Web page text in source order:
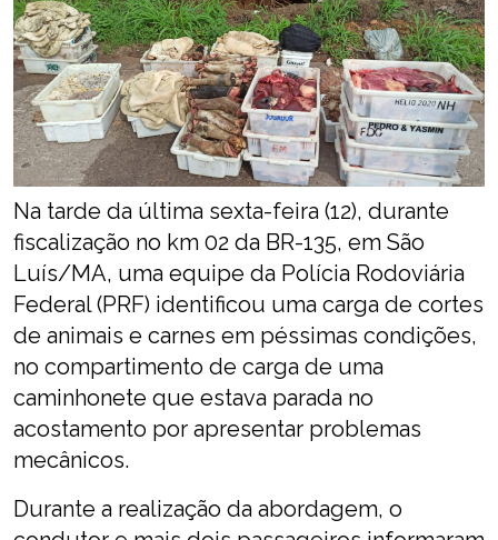
Na tarde da última sexta-feira (12), durante
fiscalização no km 02 da BR-135, em São
Luís/MA, uma equipe da Polícia Rodoviária
Federal (PRF) identificou uma carga de cortes
de animais e carnes em péssimas condições,
no compartimento de carga de uma
caminhonete que estava parada no
acostamento por apresentar problemas
mecânicos.
Durante a realização da abordagem, o